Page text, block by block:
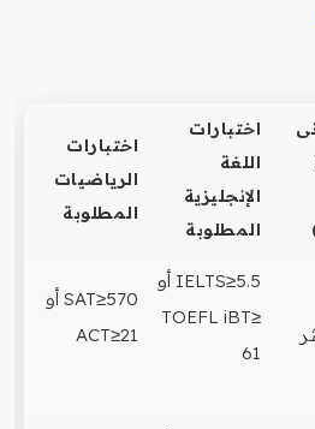
اختبارات
اللغة
الإنجليزية
المطلوبة
اختبارات
الرياضيات
المطلوبة
IELTS≥5.5 أو
TOEFL iBT≥
61
SAT≥570 أو
ACT≥21